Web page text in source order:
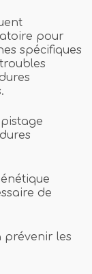
pour
spécifiques
de
prévenir les